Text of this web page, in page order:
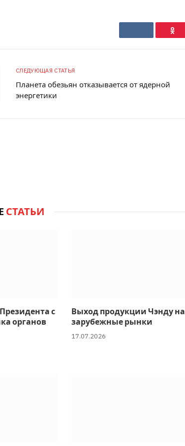
VKontakte
Ok
СЛЕДУЮЩАЯ СТАТЬЯ
Планета обезьян отказывается от ядерной
энергетики
СТАТЬИ
с
органов
Выход продукции Чэнду на
зарубежные рынки
17.07.2026